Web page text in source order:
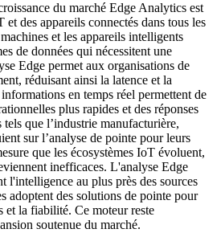
du marché Edge Analytics est
et des appareils connectés dans tous les
et les appareils intelligents
de données qui nécessitent une
Edge permet aux organisations de
réduisant ainsi la latence et la
en temps réel permettent de
plus rapides et des réponses
tels que l’industrie manufacturière,
sur l’analyse de pointe pour leurs
que les écosystèmes IoT évoluent,
inefficaces. L'analyse Edge
l'intelligence au plus près des sources
adoptent des solutions de pointe pour
et la fiabilité. Ce moteur reste
soutenue du marché.